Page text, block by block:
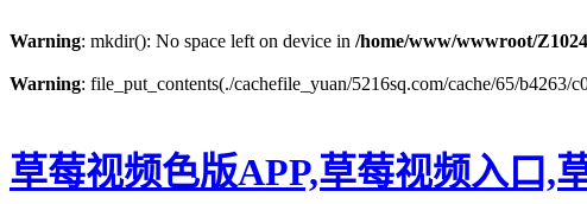
Warning: mkdir(): No space left on device in /home/www/wwwroot/
Warning: file_put_contents(./cachefile_yuan/5216sq.com/cache/65/
草莓视频色版APP,草莓视频入口,